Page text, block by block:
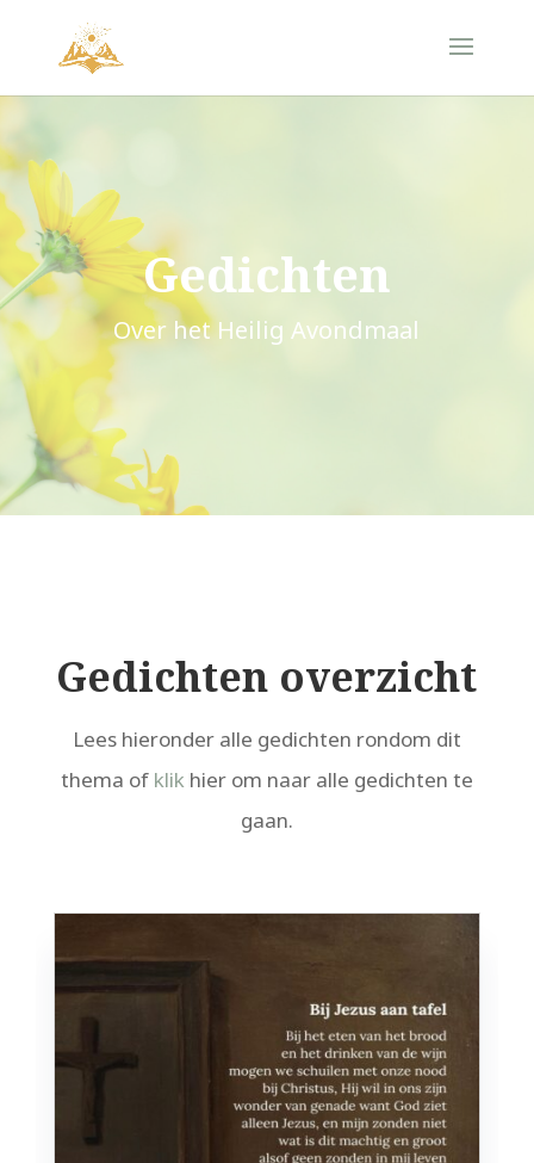
Gedichten
Over het Heilig Avondmaal
Gedichten overzicht
Lees hieronder alle gedichten rondom dit
thema of klikhier om naar alle gedichten te
gaan.